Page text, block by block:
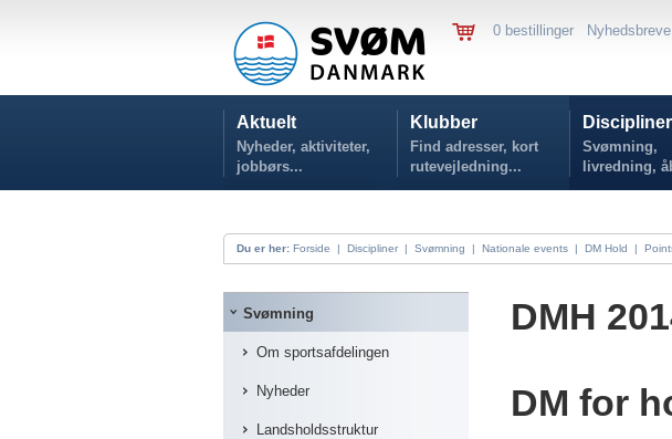
0 bestillinger Nyhedsbreve
Aktuelt
Nyheder, aktiviteter,
jobbørs...
Klubber
Find adresser, kort
rutevejledning...
Discipliner
Svømning,
livredning,
vand...
Du er her: Forside | Discipliner | Svømning | Nationale events | DM Hold |
Svømning
Om sportsafdelingen
Nyheder
Landsholdsstruktur
DMH
DM for